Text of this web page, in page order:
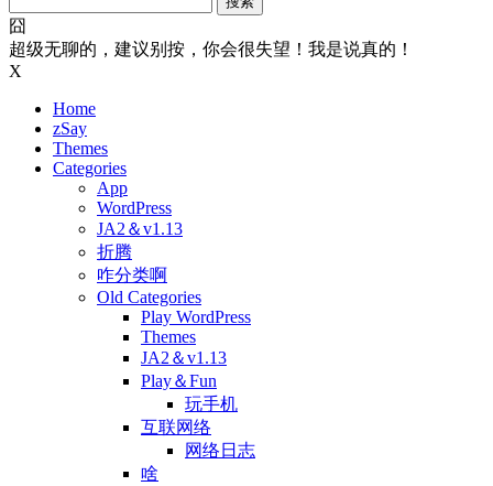
索：
囧
超级无聊的，建议别按，你会很失望！我是说真的！
X
Home
zSay
Themes
Categories
App
WordPress
JA2＆v1.13
折腾
咋分类啊
Old Categories
Play WordPress
Themes
JA2＆v1.13
Play＆Fun
玩手机
互联网络
网络日志
啥